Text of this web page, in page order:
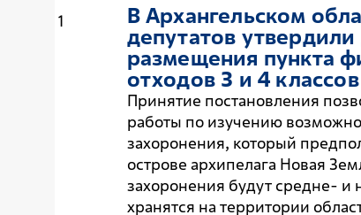
1
В Архангельском
депутатов
размещения пункта
отходов 3 и 4 классов
Принятие постановления
работы по изучению
захоронения, который
острове архипелага Новая
захоронения будут средне- и
хранятся на территории